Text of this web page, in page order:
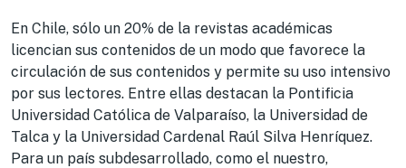
En Chile, sólo un 20% de la revistas académicas
licencian sus contenidos de un modo que favorece la
circulación de sus contenidos y permite su uso intensivo
por sus lectores. Entre ellas destacan la Pontificia
Universidad Católica de Valparaíso, la Universidad de
Talca y la Universidad Cardenal Raúl Silva Henríquez.
Para un país subdesarrollado, como el nuestro,